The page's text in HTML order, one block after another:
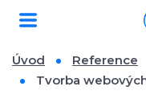
Úvod
Reference
Tvorba